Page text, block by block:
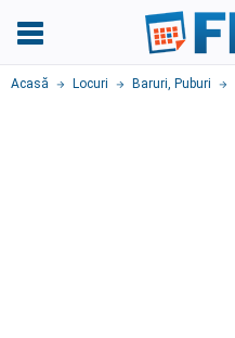
Acasă Locuri Baruri, Puburi